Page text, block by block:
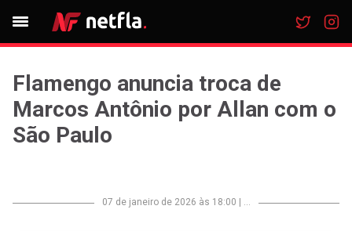
Flamengo anuncia troca de
Marcos Antônio por Allan com o
São Paulo
07 de janeiro de 2026 às 18:00 ...